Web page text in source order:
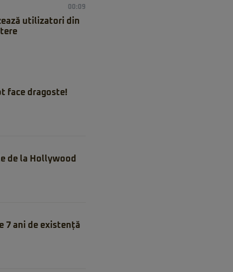
00:09
utilizatori din
face dragoste!
de la Hollywood
7 ani de existență